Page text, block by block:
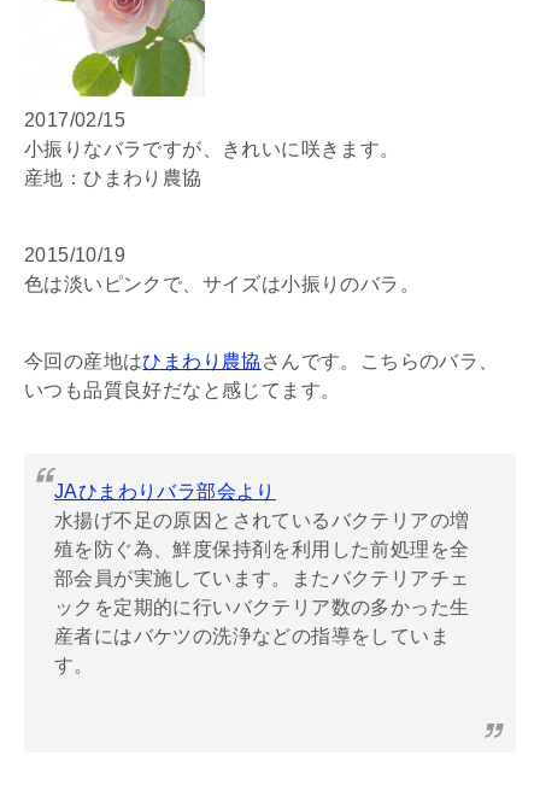
2017/02/15
小振りなバラですが、きれいに咲きます。
産地：ひまわり農協
2015/10/19
色は淡いピンクで、サイズは小振りのバラ。
今回の産地はひまわり農協 さんです。こちらのバラ、
いつも品質良好だなと感じてます。
JAひまわりバラ部会より
水揚げ不足の原因とされているバクテリアの増
殖を防ぐ為、鮮度保持剤を利用した前処理を全
部会員が実施しています。またバクテリアチェ
ックを定期的に行いバクテリア数の多かった生
産者にはバケツの洗浄などの指導をしていま
す。